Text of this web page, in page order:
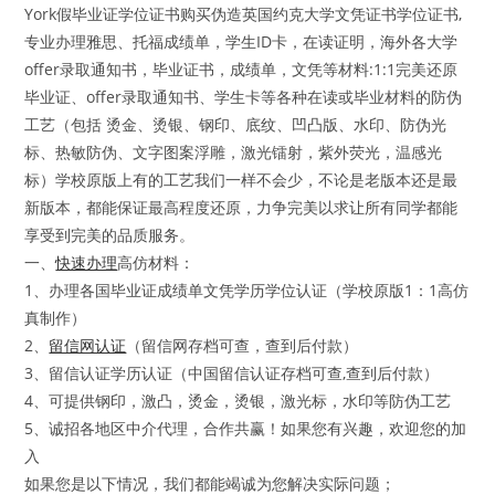
York假毕业证学位证书购买伪造英国约克大学文凭证书学位证书,
专业办理雅思、托福成绩单，学生ID卡，在读证明，海外各大学
offer录取通知书，毕业证书，成绩单，文凭等材料:1:1完美还原
毕业证、offer录取通知书、学生卡等各种在读或毕业材料的防伪
工艺（包括 烫金、烫银、钢印、底纹、凹凸版、水印、防伪光
标、热敏防伪、文字图案浮雕，激光镭射，紫外荧光，温感光
标）学校原版上有的工艺我们一样不会少，不论是老版本还是最
新版本，都能保证最高程度还原，力争完美以求让所有同学都能
享受到完美的品质服务。
一、快速办理高仿材料：
1、办理各国毕业证成绩单文凭学历学位认证（学校原版1：1高仿
真制作）
2、 留信网认证 （留信网存档可查，查到后付款）
3、留信认证学历认证（中国留信认证存档可查,查到后付款）
4、可提供钢印，激凸，烫金，烫银，激光标，水印等防伪工艺
5、诚招各地区中介代理，合作共赢！如果您有兴趣，欢迎您的加
入
如果您是以下情况，我们都能竭诚为您解决实际问题；